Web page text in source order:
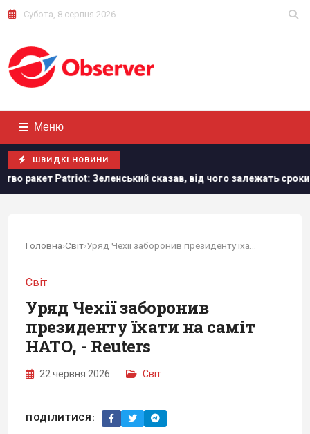
Субота, 8 серпня 2026
Меню
ШВИДКІ НОВИНИ
сказав, від чого залежать сроки В ЄС
Головна›Світ›
Світ
Уряд Чехії заборонив
президенту їхати на саміт
НАТО, - Reuters
22 червня 2026 Світ
ПОДІЛИТИСЯ: